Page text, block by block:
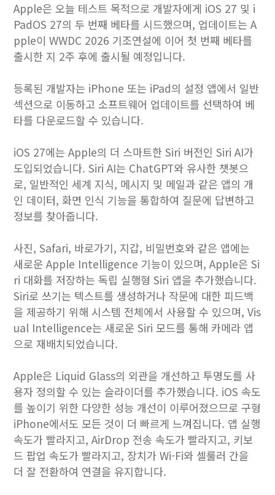
Apple은 오늘 테스트 목적으로 개발자에게 iOS 27 및 i
PadOS 27의 두 번째 베타를 시드했으며, 업데이트는 A
pple이 WWDC 2026 기조연설에 이어 첫 번째 베타를
출시한 지 2주 후에 출시될 예정입니다.
등록된 개발자는 iPhone 또는 iPad의 설정 앱에서 일반
섹션으로 이동하고 소프트웨어 업데이트를 선택하여 베
타를 다운로드할 수 있습니다.
‌iOS 27‌에는 Apple의 더 스마트한 Siri 버전인 ‌Siri‌ AI가
도입되었습니다. ‌Siri‌ AI는 ChatGPT와 유사한 챗봇으
로, 일반적인 세계 지식, 메시지 및 메일과 같은 앱의 개
인 데이터, 화면 인식 기능을 통합하여 질문에 답변하고
정보를 찾아줍니다.
사진, Safari, 바로가기, 지갑, 비밀번호와 같은 앱에는
새로운 Apple Intelligence 기능이 있으며, Apple은 Si
ri 대화를 저장하는 독립 실행형 Siri 앱을 추가했습니다.
‌Siri로 쓰기는 텍스트를 생성하거나 작문에 대한 피드백
을 제공하기 위해 시스템 전체에서 사용할 수 있으며, Vis
ual Intelligence는 새로운 ‌Siri‌ 모드를 통해 카메라 앱
으로 재배치되었습니다.
Apple은 Liquid Glass의 외관을 개선하고 투명도를 사
용자 정의할 수 있는 슬라이더를 추가했습니다. iOS 속도
를 높이기 위한 다양한 성능 개선이 이루어졌으므로 구형
iPhone에서도 모든 것이 더 빠르게 느껴집니다. 앱 실행
속도가 빨라지고, AirDrop 전송 속도가 빨라지고, 키보
드 팝업 속도가 빨라지고, 장치가 Wi-Fi와 셀룰러 간을
더 잘 전환하여 연결을 유지합니다.